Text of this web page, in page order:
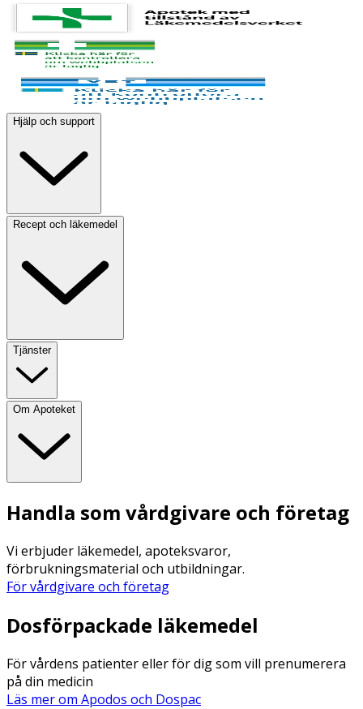
Hjälp och support
Recept och läkemedel
Tjänster
Om Apoteket
Handla som vårdgivare och företag
Vi erbjuder läkemedel, apoteksvaror,
förbrukningsmaterial och utbildningar.
För vårdgivare och företag
Dosförpackade läkemedel
För vårdens patienter eller för dig som vill prenumerera
på din medicin
Läs mer om Apodos och Dospac